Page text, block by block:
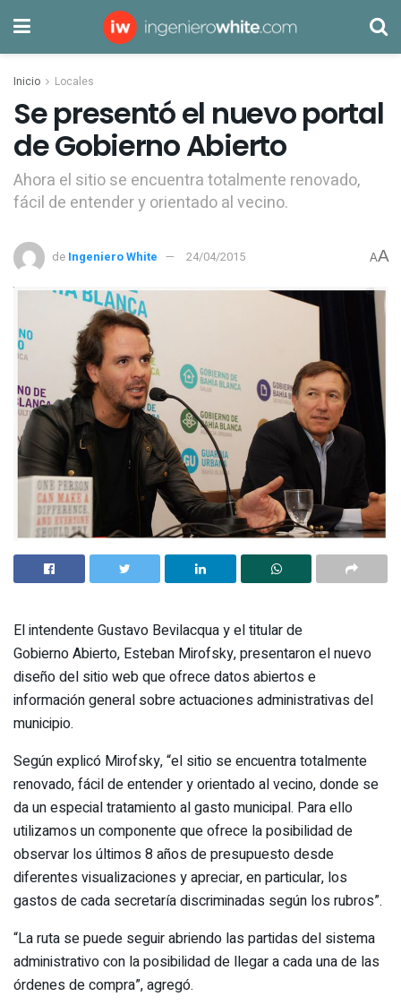
Inicio Locales
Se presentó el nuevo portal
de Gobierno Abierto
Ahora el sitio se encuentra totalmente renovado,
fácil de entender y orientado al vecino.
de Ingeniero White 24/04/2015 AA
El intendente Gustavo Bevilacqua y el titular de
Gobierno Abierto, Esteban Mirofsky, presentaron el nuevo
diseño del sitio web que ofrece datos abiertos e
información general sobre actuaciones administrativas del
municipio.
Según explicó Mirofsky, “el sitio se encuentra totalmente
renovado, fácil de entender y orientado al vecino, donde se
da un especial tratamiento al gasto municipal. Para ello
utilizamos un componente que ofrece la posibilidad de
observar los últimos 8 años de presupuesto desde
diferentes visualizaciones y apreciar, en particular, los
gastos de cada secretaría discriminadas según los rubros”.
“La ruta se puede seguir abriendo las partidas del sistema
administrativo con la posibilidad de llegar a cada una de las
órdenes de compra”, agregó.